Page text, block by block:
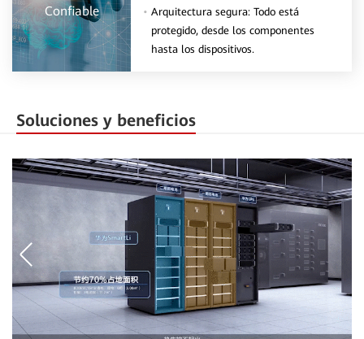
Confiable
Arquitectura segura: Todo está
protegido, desde los componentes
hasta los dispositivos.
Soluciones y beneficios